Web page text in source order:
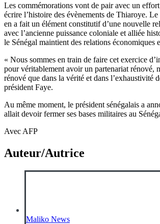
Les commémorations vont de pair avec un
écrire l’histoire des évènements de Thiaroye. Le
en a fait un élément constitutif d’une nouvelle
avec l’ancienne puissance coloniale et alliée
le Sénégal maintient des relations économiques
« Nous sommes en train de faire cet exercice
pour véritablement avoir un partenariat rénové,
rénové que dans la vérité et dans l’exhaustivité
président Faye.
Au même moment, le président sénégalais a
allait devoir fermer ses bases militaires au
Avec AFP
Auteur/Autrice
Maliko News